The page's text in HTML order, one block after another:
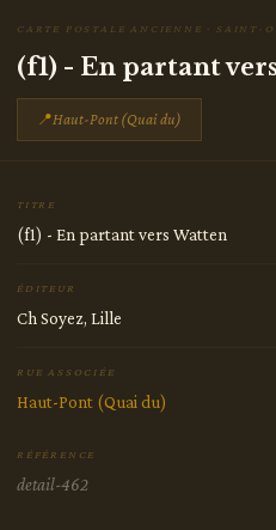
CARTE POSTALE ANCIENNE · SAINT-
(f1) - En partant
📍Haut-Pont (Quai du)
TITRE
(f1) - En partant vers Watten
ÉDITEUR
Ch Soyez, Lille
RUE ASSOCIÉE
Haut-Pont (Quai du)
RÉFÉRENCE
detail-462